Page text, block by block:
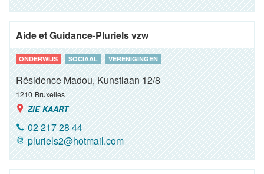
Aide et Guidance-Pluriels vzw
ONDERWIJS SOCIAAL VERENIGINGEN
Résidence Madou, Kunstlaan 12/8
1210 Bruxelles
ZIE KAART
02 217 28 44
pluriels2@hotmail.com